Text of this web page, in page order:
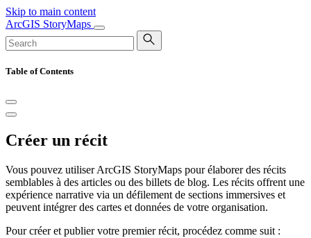
Skip to main content
ArcGIS StoryMaps
Table of Contents
Créer un récit
Vous pouvez utiliser ArcGIS StoryMaps pour élaborer des récits
semblables à des articles ou des billets de blog. Les récits offrent une
expérience narrative via un défilement de sections immersives et
peuvent intégrer des cartes et données de votre organisation.
Pour créer et publier votre premier récit, procédez comme suit :